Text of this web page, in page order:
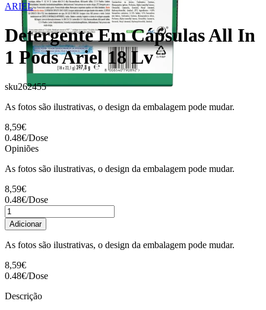
ARIEL
Detergente Em Cápsulas All In
1 Pods Ariel 18 Lv
sku262455
As fotos são ilustrativas, o design da embalagem pode mudar.
8,59€
0.48€/Dose
Opiniões
As fotos são ilustrativas, o design da embalagem pode mudar.
8,59€
0.48€/Dose
Adicionar
As fotos são ilustrativas, o design da embalagem pode mudar.
8,59€
0.48€/Dose
Descrição